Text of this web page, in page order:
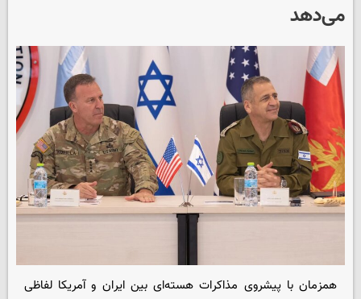
می‌دهد
همزمان با پیشروی مذاکرات هسته‌ای بین ایران و آمریکا لفاظی